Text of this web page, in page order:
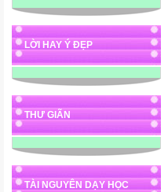
LỜI HAY Ý ĐẸP
THƯ GIÃN
TÀI NGUYÊN DẠY HỌC